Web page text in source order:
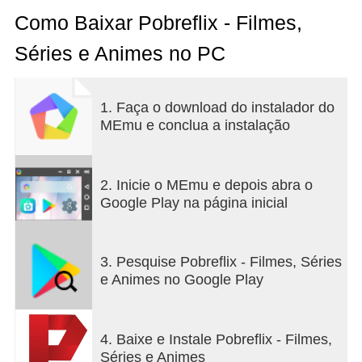
Como Baixar Pobreflix - Filmes,
Séries e Animes no PC
1. Faça o download do instalador do
MEmu e conclua a instalação
2. Inicie o MEmu e depois abra o
Google Play na página inicial
3. Pesquise Pobreflix - Filmes, Séries
e Animes no Google Play
4. Baixe e Instale Pobreflix - Filmes,
Séries e Animes